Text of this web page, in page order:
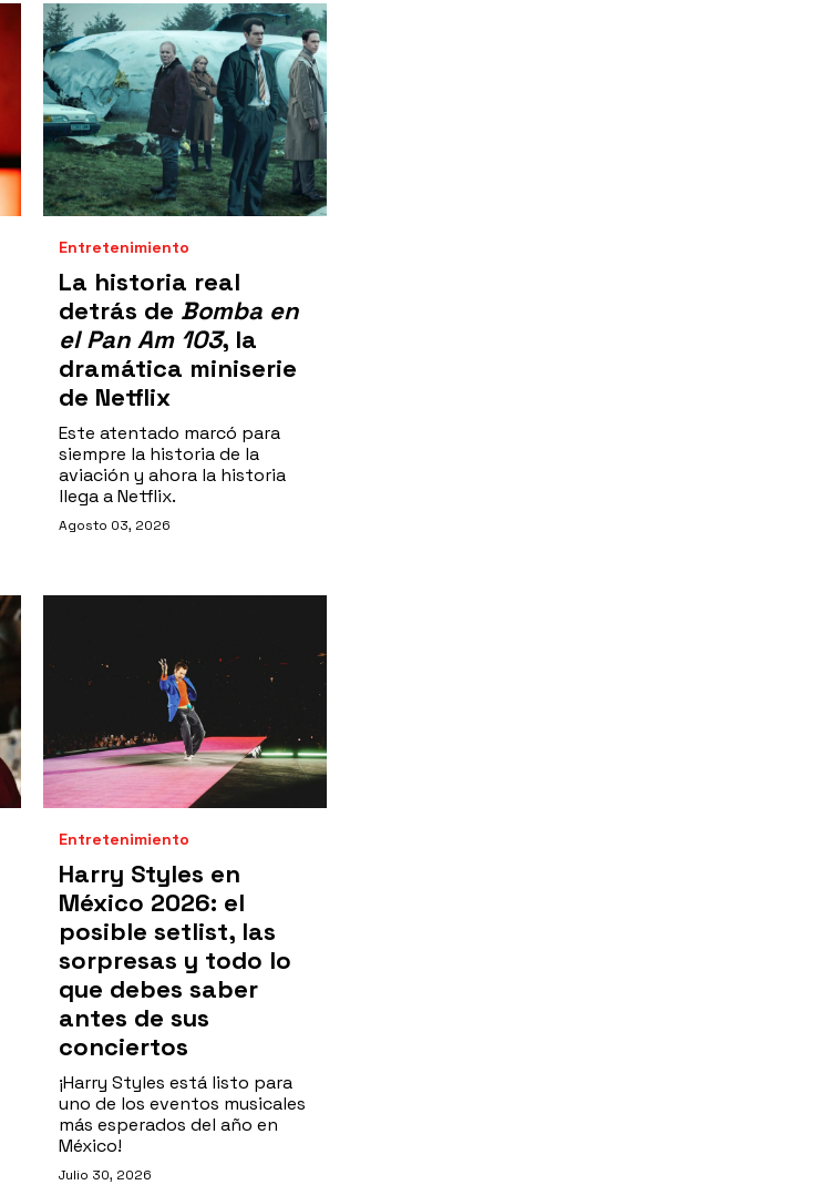
Entretenimiento
La historia real
detrás de Bomba en
el Pan Am 103, la
dramática miniserie
de Netflix
Este atentado marcó para
siempre la historia de la
aviación y ahora la historia
llega a Netflix.
Agosto 03, 2026
Entretenimiento
Harry Styles en
México 2026: el
posible setlist, las
sorpresas y todo lo
que debes saber
antes de sus
conciertos
¡Harry Styles está listo para
uno de los eventos musicales
más esperados del año en
México!
Julio 30, 2026